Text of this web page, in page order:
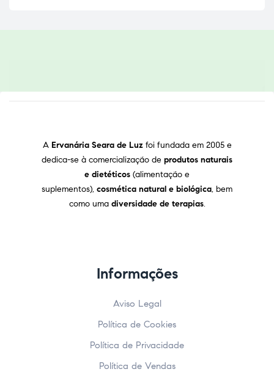
A Ervanária Seara de Luz foi fundada em 2005 e
dedica-se à comercialização de produtos naturais
e dietéticos (alimentação e
suplementos), cosmética natural e biológica, bem
como uma diversidade de terapias.
Informações
Aviso Legal
Política de Cookies
Política de Privacidade
Política de Vendas